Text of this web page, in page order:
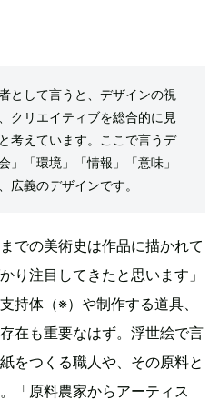
として言うと、デザインの視
クリエイティブを総合的に見
考えています。ここで言うデ
」「環境」「情報」「意味」
広義のデザインです。
での美術史は作品に描かれて
り注目してきたと思います」
持体（※）や制作する道具、
在も重要なはず。浮世絵で言
をつくる職人や、その原料と
「原料農家からアーティス